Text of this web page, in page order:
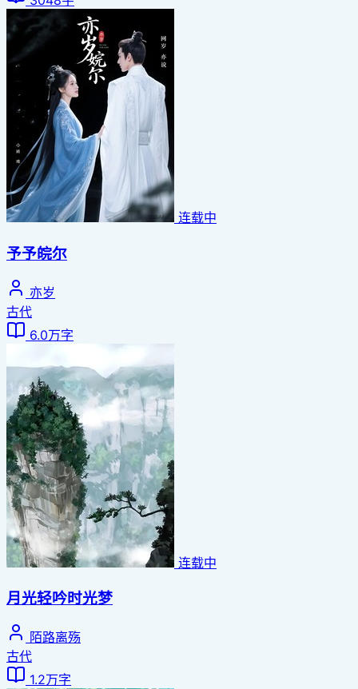
连载中
予予皖尔
亦岁
古代
6.0万字
连载中
月光轻吟时光梦
陌路离殇
古代
1.2万字